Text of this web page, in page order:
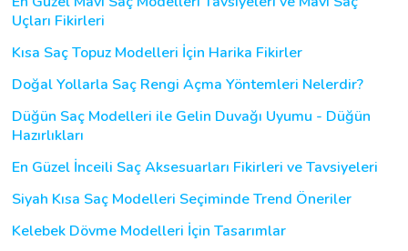
Uçları Fikirleri
Kısa Saç Topuz Modelleri İçin Harika Fikirler
Doğal Yollarla Saç Rengi Açma Yöntemleri Nelerdir?
Düğün Saç Modelleri ile Gelin Duvağı Uyumu - Düğün
Hazırlıkları
En Güzel İnceili Saç Aksesuarları Fikirleri ve Tavsiyeleri
Siyah Kısa Saç Modelleri Seçiminde Trend Öneriler
Kelebek Dövme Modelleri İçin Tasarımlar